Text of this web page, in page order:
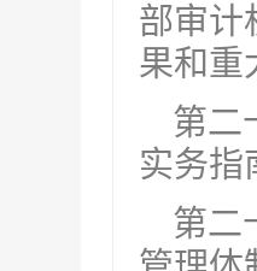
部审计
果和重
第二
实务指
第二